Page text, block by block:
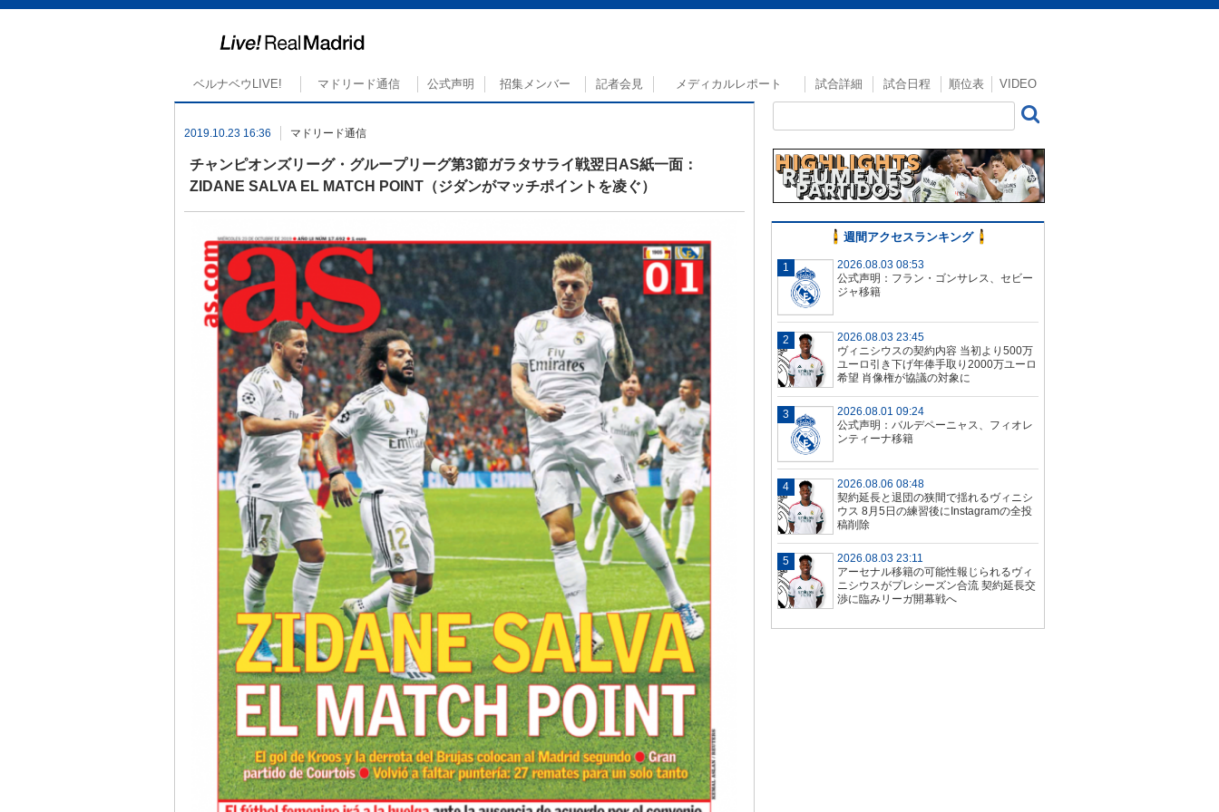
ベルナベウLIVE! マドリード通信 公式声明 招集メンバー 記者会見 メディカルレポート 試合詳細 試合日程 順位表 VIDEO
2019.10.23 16:36 マドリード通信
チャンピオンズリーグ・グループリーグ第3節ガラタサライ戦翌日AS紙一面：
ZIDANE SALVA EL MATCH POINT（ジダンがマッチポイントを凌ぐ）
週間アクセスランキング
2026.08.03 08:53
公式声明：フラン・ゴンサレス、セビー
ジャ移籍
2026.08.03 23:45
ヴィニシウスの契約内容 当初より500万
ユーロ引き下げ年俸手取り2000万ユーロ
希望 肖像権が協議の対象に
2026.08.01 09:24
公式声明：バルデペーニャス、フィオレ
ンティーナ移籍
2026.08.06 08:48
契約延長と退団の狭間で揺れるヴィニシ
ウス 8月5日の練習後にInstagramの全投
稿削除
2026.08.03 23:11
アーセナル移籍の可能性報じられるヴィ
ニシウスがプレシーズン合流 契約延長交
渉に臨みリーガ開幕戦へ